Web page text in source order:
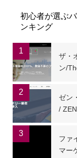
初心者が選ぶ
ンキング
1
ザ・
ン/
2
ゼン
/
3
ファ
マー